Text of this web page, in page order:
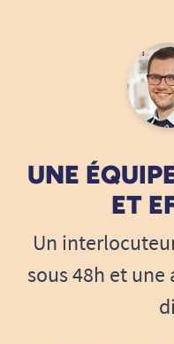
UNE
ET
Un
sous 48h et une